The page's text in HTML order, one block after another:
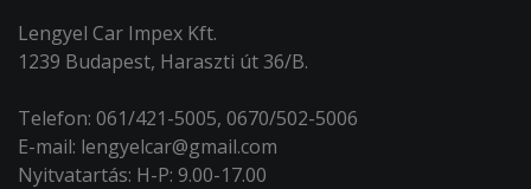
Lengyel Car Impex Kft.
1239 Budapest, Haraszti út 36/B.
Telefon: 061/421-5005, 0670/502-5006
E-mail: lengyelcar@gmail.com
Nyitvatartás: H-P: 9.00-17.00